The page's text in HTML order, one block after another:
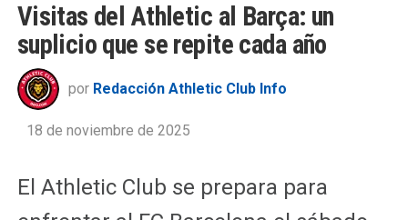
Visitas del Athletic al Barça: un
suplicio que se repite cada año
por Redacción Athletic Club Info
18 de noviembre de 2025
El Athletic Club se prepara para